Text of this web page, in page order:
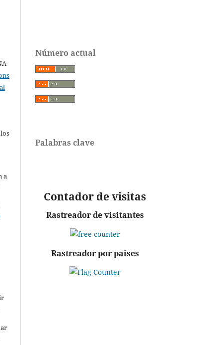
a
Número actual
Palabras clave
Contador de visitas
Rastreador de visitantes
Rastreador por paises